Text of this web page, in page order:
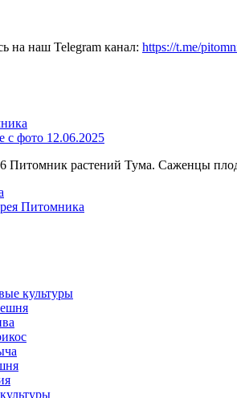
на наш Telegram канал: https://t.me/
фото 12.06.2025
Питомник растений Тума. Саженцы
Питомника
культуры